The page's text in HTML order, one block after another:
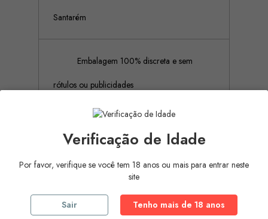
Santarém
Embalagem 100% discreta e sem
rótulos ou publicidades
Verificação de Idade
Por favor, verifique se você tem 18 anos ou mais para entrar neste
site
Sair Tenho mais de 18 anos